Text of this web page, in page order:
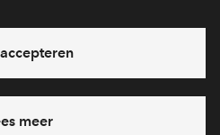
aanmelden
antwoord? Bel ons op